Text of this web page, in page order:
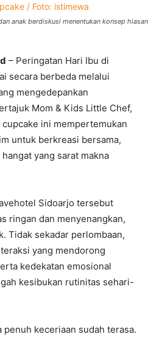
anak berdiskusi menentukan konsep hiasan
– Peringatan Hari Ibu di
secara berbeda melalui
mengedepankan
Mom & Kids Little Chef,
ini mempertemukan
untuk berkreasi bersama,
yang sarat makna
Sidoarjo tersebut
ringan dan menyenangkan,
Tidak sekadar perlombaan,
yang mendorong
kedekatan emosional
kesibukan rutinitas sehari-
penuh keceriaan sudah terasa.